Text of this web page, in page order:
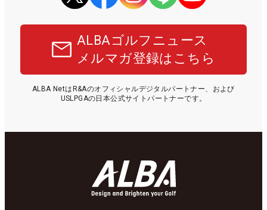
ALBAゴルフニュース
メルマガ登録はこちら
ALBA NetはR&Aのオフィシャルデジタルパートナー、および
USLPGAの日本公式サイトパートナーです。